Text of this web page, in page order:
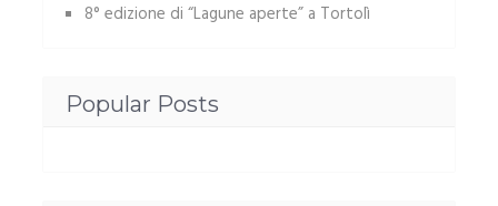
8° edizione di “Lagune aperte” a Tortolì
Popular Posts